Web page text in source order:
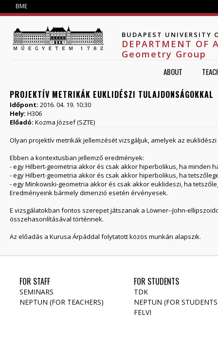
BME
BUDAPEST UNIVERSITY
DEPARTMENT OF
Geometry Group
ABOUT
PROJEKTÍV METRIKÁK EUKLIDÉSZI TULAJDONSÁGOKKAL
Időpont: 2016. 04. 19. 10:30
Hely: H306
Előadó: Kozma József (SZTE)
Olyan projektív metrikák jellemzését vizsgáljuk, amelyek az
Ebben a kontextusban jellemző eredmények:
- egy Hilbert-geometria akkor és csak akkor hiperbolikus, ha minden
- egy Hilbert-geometria akkor és csak akkor hiperbolikus, ha
- egy Minkowski-geometria akkor és csak akkor euklideszi, ha
Eredményeink bármely dimenzió esetén érvényesek.
E vizsgálatokban fontos szerepet játszanak a Löwner--John-
összehasonlításával történnek.
Az előadás a Kurusa Árpáddal folytatott közös munkán alapszik.
FOR STAFF
SEMINARS
NEPTUN (FOR TEACHERS)
FOR STUDENTS
TDK
NEPTUN (FOR
FELVI